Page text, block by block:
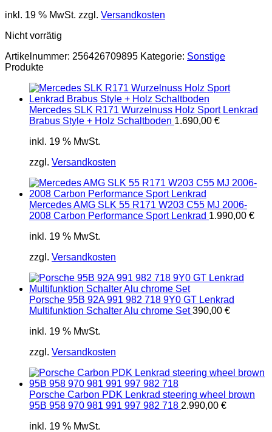
inkl. 19 % MwSt. zzgl. Versandkosten
Nicht vorrätig
Artikelnummer: 256426709895 Kategorie: Sonstige
Produkte
Mercedes SLK R171 Wurzelnuss Holz Sport Lenkrad
Brabus Style + Holz Schaltboden 1.690,00 €
inkl. 19 % MwSt.
zzgl. Versandkosten
Mercedes AMG SLK 55 R171 W203 C55 MJ 2006-
2008 Carbon Performance Sport Lenkrad 1.990,00 €
inkl. 19 % MwSt.
zzgl. Versandkosten
Porsche 95B 92A 991 982 718 9Y0 GT Lenkrad
Multifunktion Schalter Alu chrome Set 390,00 €
inkl. 19 % MwSt.
zzgl. Versandkosten
Porsche Carbon PDK Lenkrad steering wheel brown
95B 958 970 981 991 997 982 718 2.990,00 €
inkl. 19 % MwSt.